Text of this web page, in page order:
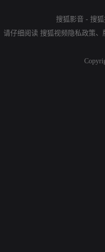
搜狐影音 - 搜
请仔细阅读 搜狐视频隐私政策、